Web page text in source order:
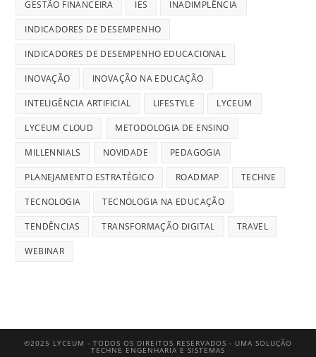
GESTÃO FINANCEIRA IES INADIMPLÊNCIA
INDICADORES DE DESEMPENHO
INDICADORES DE DESEMPENHO EDUCACIONAL
INOVAÇÃO INOVAÇÃO NA EDUCAÇÃO
INTELIGÊNCIA ARTIFICIAL LIFESTYLE LYCEUM
LYCEUM CLOUD METODOLOGIA DE ENSINO
MILLENNIALS NOVIDADE PEDAGOGIA
PLANEJAMENTO ESTRATÉGICO ROADMAP TECHNE
TECNOLOGIA TECNOLOGIA NA EDUCAÇÃO
TENDÊNCIAS TRANSFORMAÇÃO DIGITAL TRAVEL
WEBINAR
©2025 LYCEUM - TODOS OS DIREITOS RESERVADOS - UMA SOLUÇÃO
TECHNE ENGENHARIA E SISTEMAS